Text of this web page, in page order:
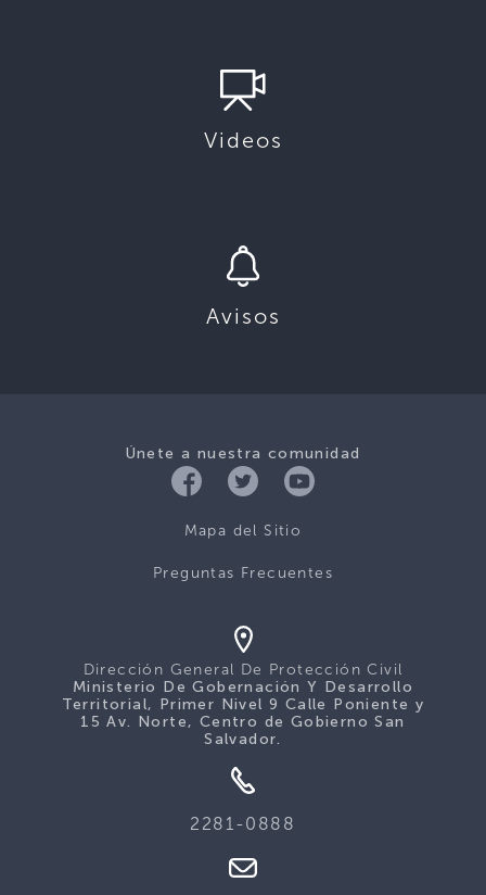
Videos
Avisos
Únete a nuestra comunidad
Mapa del Sitio
Preguntas Frecuentes
Dirección General De Protección Civil
Ministerio De Gobernación Y Desarrollo
Territorial, Primer Nivel 9 Calle Poniente y
15 Av. Norte, Centro de Gobierno San
Salvador.
2281-0888